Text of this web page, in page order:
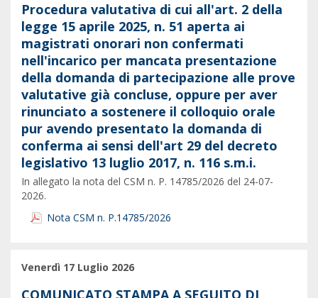
Procedura valutativa di cui all'art. 2 della
legge 15 aprile 2025, n. 51 aperta ai
magistrati onorari non confermati
nell'incarico per mancata presentazione
della domanda di partecipazione alle prove
valutative già concluse, oppure per aver
rinunciato a sostenere il colloquio orale
pur avendo presentato la domanda di
conferma ai sensi dell'art 29 del decreto
legislativo 13 luglio 2017, n. 116 s.m.i.
In allegato la nota del CSM n. P. 14785/2026 del 24-07-
2026.
Nota CSM n. P.14785/2026
Venerdì 17 Luglio 2026
COMUNICATO STAMPA A SEGUITO DI